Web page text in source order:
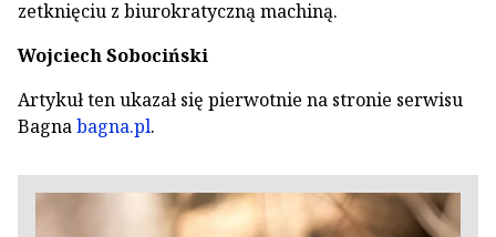
zetknięciu z biurokratyczną machiną.
Wojciech Sobociński
Artykuł ten ukazał się pierwotnie na stronie serwisu
Bagnabagna.pl.